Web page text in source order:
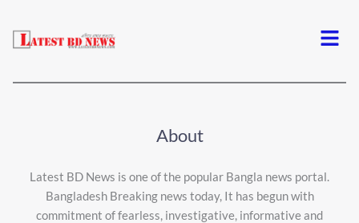
Menu
About
Latest BD News is one of the popular Bangla news portal.
Bangladesh Breaking news today, It has begun with
commitment of fearless, investigative, informative and